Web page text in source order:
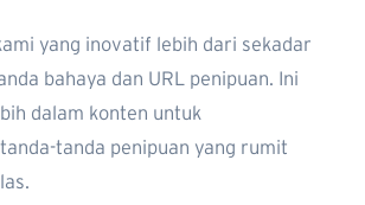
yang inovatif lebih dari sekadar
bahaya dan URL penipuan. Ini
dalam konten untuk
tanda penipuan yang rumit